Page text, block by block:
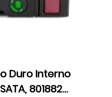
Duro Interno
801882-